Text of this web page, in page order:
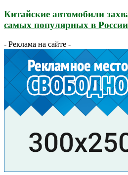
Китайские автомобили
самых популярных в России
- Реклама на сайте -